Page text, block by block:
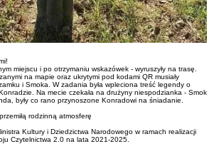
miejscu i po otrzymaniu wskazówek - wyruszyły na trasę.
na mapie oraz ukrytymi pod kodami QR musiały
i Smoka. W zadania była wpleciona treść legendy o
Na mecie czekała na drużyny niespodzianka - Smok
były co rano przynoszone Konradowi na śniadanie.
rodzinną atmosferę
Kultury i Dziedzictwa Narodowego w ramach realizacji
Czytelnictwa 2.0 na lata 2021-2025.